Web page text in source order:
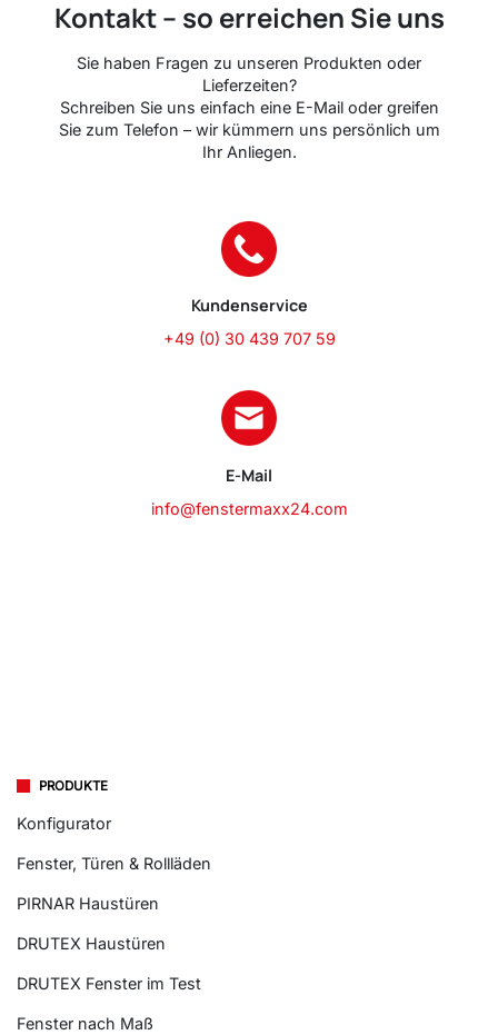
Kontakt – so erreichen Sie uns
Sie haben Fragen zu unseren Produkten oder
Lieferzeiten?
Schreiben Sie uns einfach eine E-Mail oder greifen
Sie zum Telefon – wir kümmern uns persönlich um
Ihr Anliegen.
Kundenservice
+49 (0) 30 439 707 59
E-Mail
info@fenstermaxx24.com
PRODUKTE
Konfigurator
Fenster, Türen & Rollläden
PIRNAR Haustüren
DRUTEX Haustüren
DRUTEX Fenster im Test
Fenster nach Maß